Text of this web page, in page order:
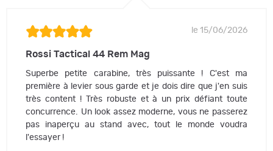
le 15/06/2026
Rossi Tactical 44 Rem Mag
Superbe petite carabine, très puissante ! C'est ma
première à levier sous garde et je dois dire que j'en suis
très content ! Très robuste et à un prix défiant toute
concurrence. Un look assez moderne, vous ne passerez
pas inaperçu au stand avec, tout le monde voudra
l'essayer !